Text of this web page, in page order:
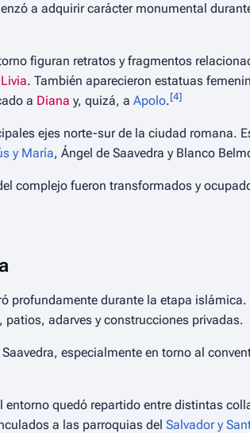
a adquirir carácter monumental
figuran retratos y fragmentos
Livia. También aparecieron estatuas
a Diana y, quizá, a Apolo.[4]
ejes norte-sur de la ciudad romana.
y María, Ángel de Saavedra y Blanco
complejo fueron transformados y
profundamente durante la etapa
adarves y construcciones privadas.
especialmente en torno al
entorno quedó repartido entre distintas
a las parroquias del Salvador y